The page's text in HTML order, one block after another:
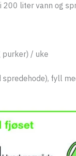
liter vann og
purker) / uke
fyll